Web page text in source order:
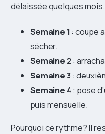
délaissée quelques mois.
Semaine 1 : coupe
sécher.
Semaine 2 :
Semaine 3 :
Semaine 4 : pose
puis mensuelle.
Pourquoi ce rythme? Il